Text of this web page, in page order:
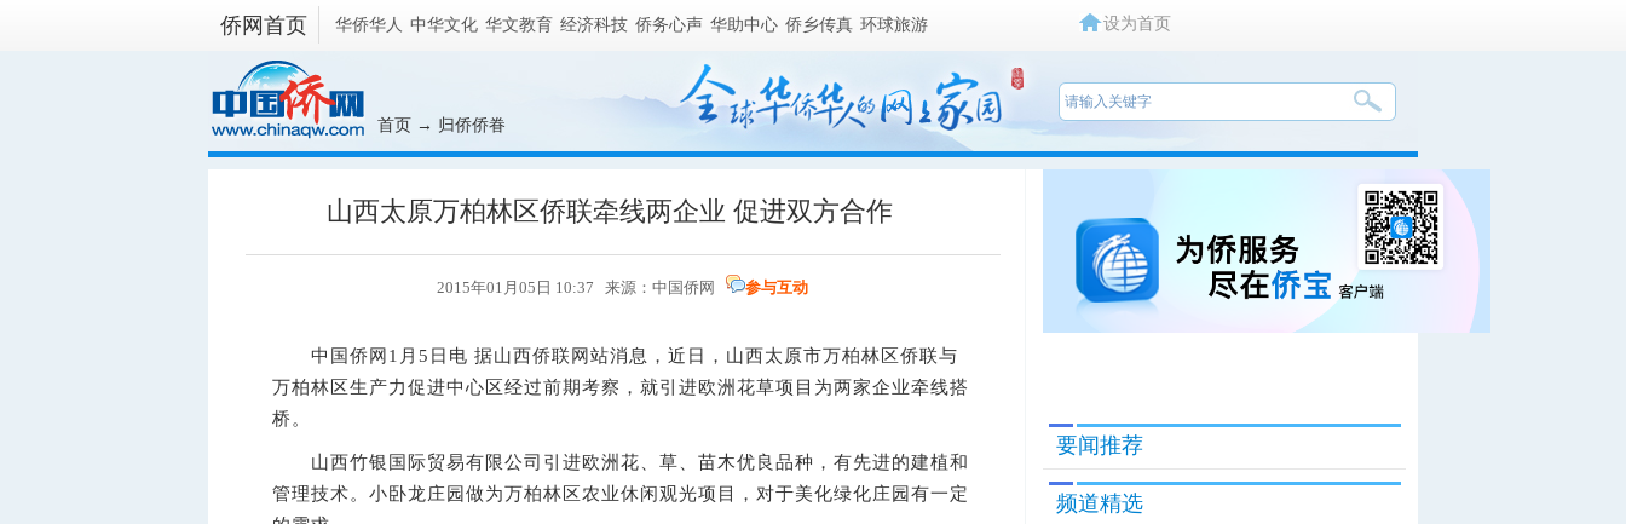
侨网首页 华侨华人 中华文化 华文教育 经济科技 侨务心声 华助中心 侨乡传真 环球旅游 设为首页
首页 → 归侨侨眷
山西太原万柏林区侨联牵线两企业 促进双方合作
2015年01月05日 10:37 来源： 中国侨网 参与互动
中国侨网1月5日电 据山西侨联网站消息，近日，山西太原市万柏林区侨联与
万柏林区生产力促进中心区经过前期考察，就引进欧洲花草项目为两家企业牵线搭
桥。
山西竹银国际贸易有限公司引进欧洲花、草、苗木优良品种，有先进的建植和
管理技术。小卧龙庄园做为万柏林区农业休闲观光项目，对于美化绿化庄园有一定
要闻推荐
频道精选